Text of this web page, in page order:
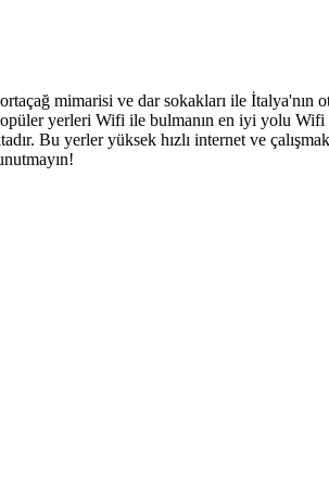
mimarisi ve dar sokakları ile İtalya'nın
yerleri Wifi ile bulmanın en iyi yolu
Bu yerler yüksek hızlı internet ve